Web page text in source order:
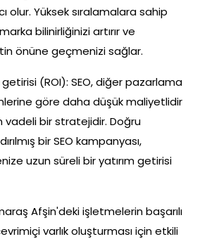
olur. Yüksek sıralamalara sahip
bilinirliğinizi artırır ve
önüne geçmenizi sağlar.
getirisi (ROI): SEO, diğer pazarlama
göre daha düşük maliyetlidir
vadeli bir stratejidir. Doğru
bir SEO kampanyası,
uzun süreli bir yatırım getirisi
Afşin'deki işletmelerin başarılı
varlık oluşturması için etkili